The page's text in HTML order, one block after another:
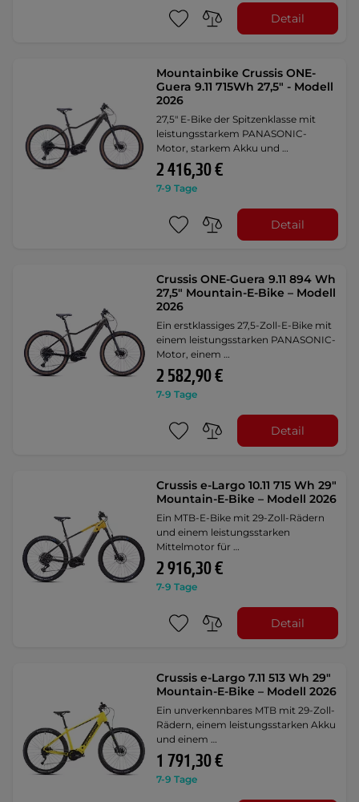
Detail
Mountainbike Crussis ONE-
Guera 9.11 715Wh 27,5" - Modell
2026
27,5" E-Bike der Spitzenklasse mit
leistungsstarkem PANASONIC-
Motor, starkem Akku und …
2 416,30 €
7-9 Tage
Detail
Crussis ONE-Guera 9.11 894 Wh
27,5" Mountain-E-Bike – Modell
2026
Ein erstklassiges 27,5-Zoll-E-Bike mit
einem leistungsstarken PANASONIC-
Motor, einem …
2 582,90 €
7-9 Tage
Detail
Crussis e-Largo 10.11 715 Wh 29"
Mountain-E-Bike – Modell 2026
Ein MTB-E-Bike mit 29-Zoll-Rädern
und einem leistungsstarken
Mittelmotor für …
2 916,30 €
7-9 Tage
Detail
Crussis e-Largo 7.11 513 Wh 29"
Mountain-E-Bike – Modell 2026
Ein unverkennbares MTB mit 29-Zoll-
Rädern, einem leistungsstarken Akku
und einem …
1 791,30 €
7-9 Tage